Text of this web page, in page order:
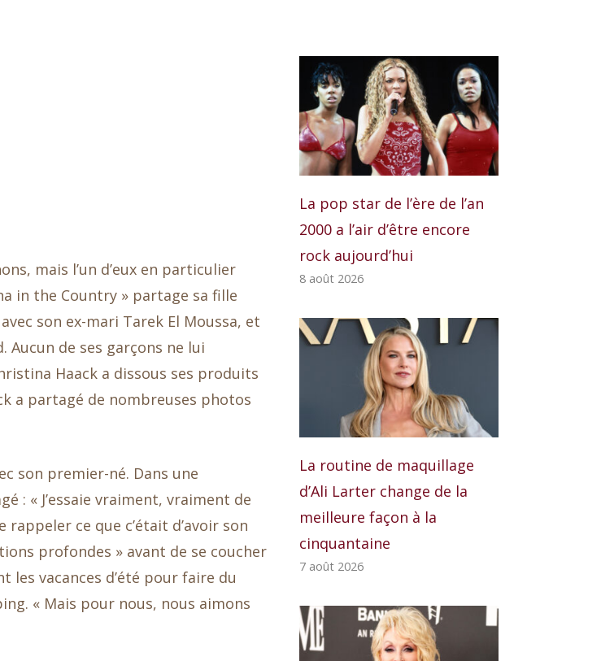
mais l’un d’eux en particulier
in the Country » partage sa fille
son ex-mari Tarek El Moussa, et
Aucun de ses garçons ne lui
Haack a dissous ses produits
a partagé de nombreuses photos
son premier-né. Dans une
: « J’essaie vraiment, vraiment de
ce que c’était d’avoir son
profondes » avant de se coucher
vacances d’été pour faire du
« Mais pour nous, nous aimons
La pop star de l’ère de l’an
2000 a l’air d’être encore
rock aujourd’hui
8 août 2026
La routine de maquillage
d’Ali Larter change de la
meilleure façon à la
cinquantaine
7 août 2026